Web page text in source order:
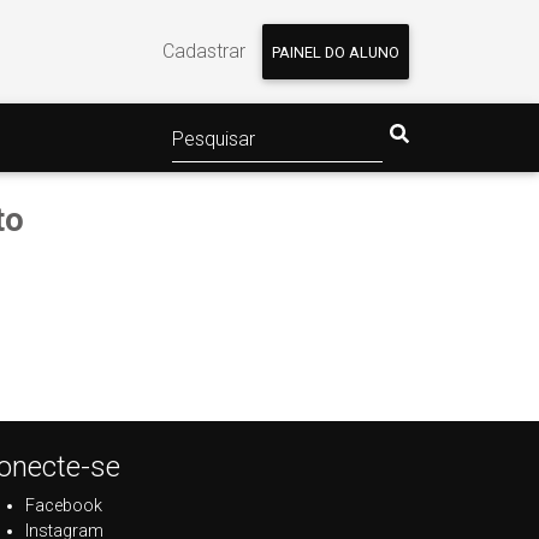
Cadastrar PAINEL DO ALUNO
se
Facebook
Instagram